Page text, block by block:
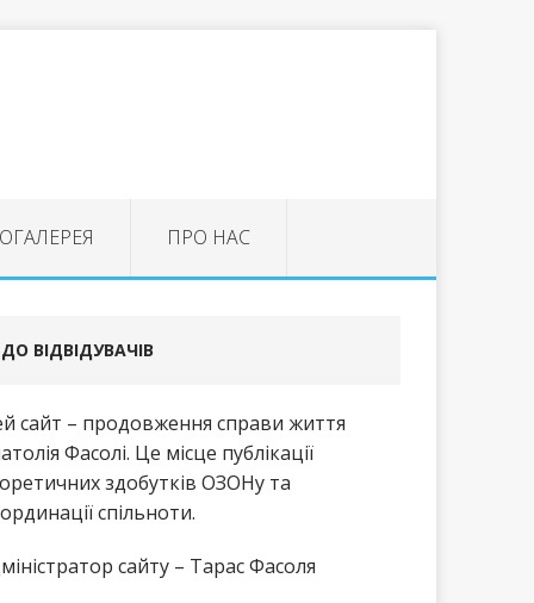
ПРО НАС
ДО ВІДВІДУВАЧІВ
сайт – продовження справи життя
Фасолі. Це місце публікації
здобутків ОЗОНу та
спільноти.
сайту – Тарас Фасоля